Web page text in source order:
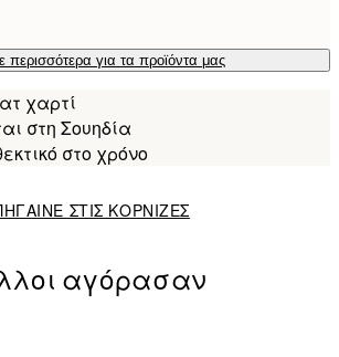
περισσότερα για τα προϊόντα μας
χαρτί
στη Σουηδία
στο χρόνο
ΣΤΙΣ ΚΟΡΝΙΖΕΣ
αγόρασαν